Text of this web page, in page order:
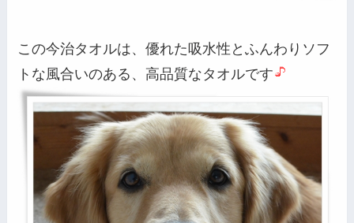
この今治タオルは、優れた吸水性とふんわりソフ
トな風合いのある、高品質なタオルです